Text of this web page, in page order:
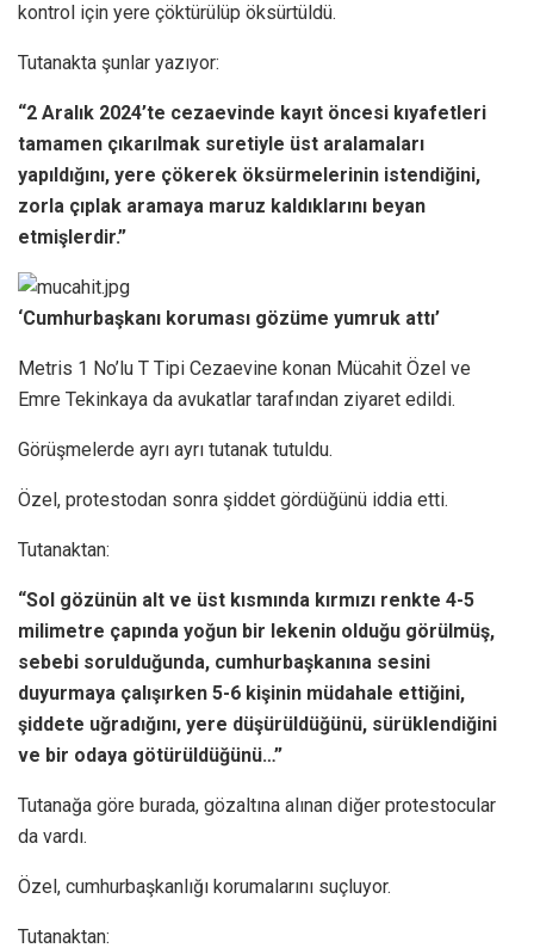
kontrol için yere çöktürülüp öksürtüldü.
Tutanakta şunlar yazıyor:
“2 Aralık 2024’te cezaevinde kayıt öncesi kıyafetleri
tamamen çıkarılmak suretiyle üst aralamaları
yapıldığını, yere çökerek öksürmelerinin istendiğini,
zorla çıplak aramaya maruz kaldıklarını beyan
etmişlerdir.”
‘Cumhurbaşkanı koruması gözüme yumruk attı’
Metris 1 No’lu T Tipi Cezaevine konan Mücahit Özel ve
Emre Tekinkaya da avukatlar tarafından ziyaret edildi.
Görüşmelerde ayrı ayrı tutanak tutuldu.
Özel, protestodan sonra şiddet gördüğünü iddia etti.
Tutanaktan:
“Sol gözünün alt ve üst kısmında kırmızı renkte 4-5
milimetre çapında yoğun bir lekenin olduğu görülmüş,
sebebi sorulduğunda, cumhurbaşkanına sesini
duyurmaya çalışırken 5-6 kişinin müdahale ettiğini,
şiddete uğradığını, yere düşürüldüğünü, sürüklendiğini
ve bir odaya götürüldüğünü…”
Tutanağa göre burada, gözaltına alınan diğer protestocular
da vardı.
Özel, cumhurbaşkanlığı korumalarını suçluyor.
Tutanaktan: